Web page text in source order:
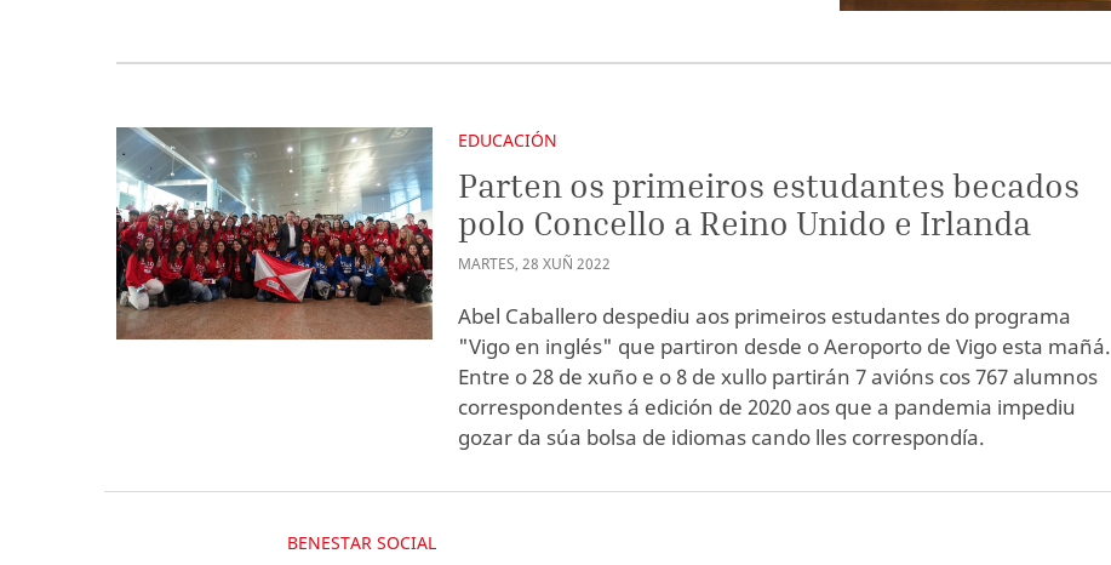
EDUCACIÓN
Parten os primeiros estudantes becados
polo Concello a Reino Unido e Irlanda
MARTES,28 XUÑ 2022
Abel Caballero despediu aos primeiros estudantes do programa
"Vigo en inglés" que partiron desde o Aeroporto de Vigo esta mañá.
Entre o 28 de xuño e o 8 de xullo partirán 7 avións cos 767 alumnos
correspondentes á edición de 2020 aos que a pandemia impediu
gozar da súa bolsa de idiomas cando lles correspondía.
BENESTAR SOCIAL